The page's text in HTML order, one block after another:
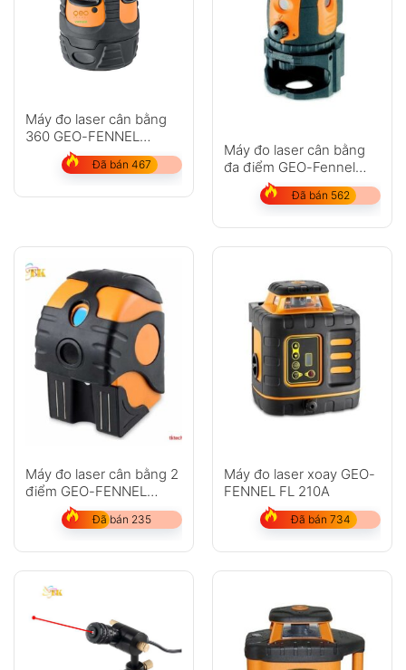
Máy đo laser cân bằng
360 GEO-FENNEL
LinerPointer
Đã bán 467
Máy đo laser cân bằng
đa điểm GEO-Fennel
Multi-Pointer
Đã bán 562
Máy đo laser cân bằng 2
điểm GEO-FENNEL
Duo-Pointer
Đã bán 235
Máy đo laser xoay GEO-
FENNEL FL 210A
Đã bán 734